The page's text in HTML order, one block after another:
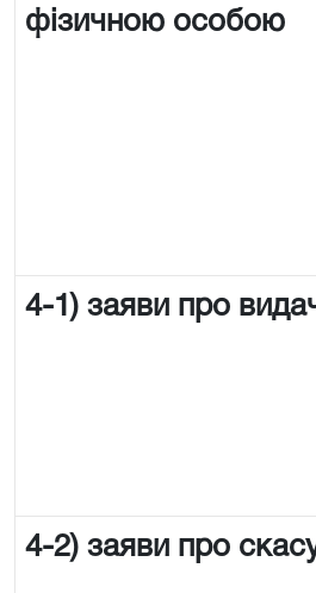
фізичною особою
4-1) заяви про
4-2) заяви про